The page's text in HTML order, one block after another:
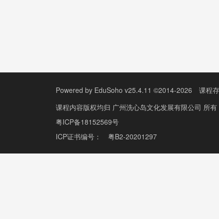
Powered by EduSoho v25.4.11 ©2014-2026
课程
课程内容版权均归 广州洗心岛文化发展有限公司 所有
粤ICP备18152569号
ICP证书编号：
粤B2-20201297